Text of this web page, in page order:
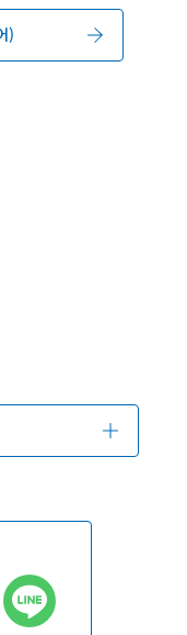
)